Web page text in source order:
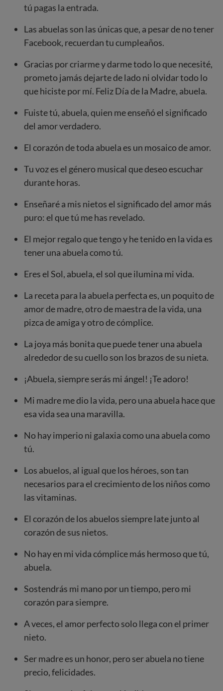
tú pagas la entrada.
Las abuelas son las únicas que, a pesar de no tener
Facebook, recuerdan tu cumpleaños.
Gracias por criarme y darme todo lo que necesité,
prometo jamás dejarte de lado ni olvidar todo lo
que hiciste por mí. Feliz Día de la Madre, abuela.
Fuiste tú, abuela, quien me enseñó el significado
del amor verdadero.
El corazón de toda abuela es un mosaico de amor.
Tu voz es el género musical que deseo escuchar
durante horas.
Enseñaré a mis nietos el significado del amor más
puro: el que tú me has revelado.
El mejor regalo que tengo y he tenido en la vida es
tener una abuela como tú.
Eres el Sol, abuela, el sol que ilumina mi vida.
La receta para la abuela perfecta es, un poquito de
amor de madre, otro de maestra de la vida, una
pizca de amiga y otro de cómplice.
La joya más bonita que puede tener una abuela
alrededor de su cuello son los brazos de su nieta.
¡Abuela, siempre serás mi ángel! ¡Te adoro!
Mi madre me dio la vida, pero una abuela hace que
esa vida sea una maravilla.
No hay imperio ni galaxia como una abuela como
tú.
Los abuelos, al igual que los héroes, son tan
necesarios para el crecimiento de los niños como
las vitaminas.
El corazón de los abuelos siempre late junto al
corazón de sus nietos.
No hay en mi vida cómplice más hermoso que tú,
abuela.
Sostendrás mi mano por un tiempo, pero mi
corazón para siempre.
A veces, el amor perfecto solo llega con el primer
nieto.
Ser madre es un honor, pero ser abuela no tiene
precio, felicidades.